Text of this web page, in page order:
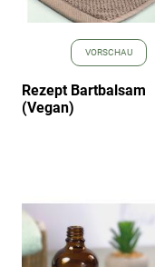
VORSCHAU
Rezept Bartbalsam
(Vegan)